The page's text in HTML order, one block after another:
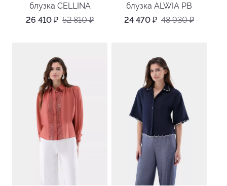
блузка CELLINA
26 410 ₽ 52 810₽
блузка ALWIA PB
24 470 ₽ 48 930₽